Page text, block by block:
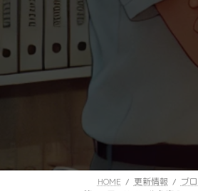
HOME 更新情報
ブ